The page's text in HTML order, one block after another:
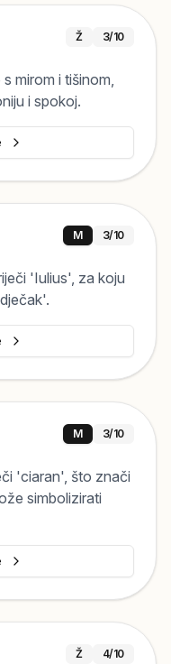
Ž 3/10
mirom i tišinom,
i spokoj.
M 3/10
'Iulius', za koju
M 3/10
'ciaran', što znači
simbolizirati
Ž 4/10